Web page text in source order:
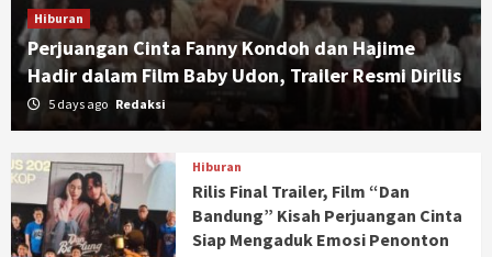
Hiburan
Perjuangan Cinta Fanny Kondoh dan Hajime
Hadir dalam Film Baby Udon, Trailer Resmi Dirilis
5 days ago Redaksi
Hiburan
Rilis Final Trailer, Film “Dan
Bandung” Kisah Perjuangan Cinta
Siap Mengaduk Emosi Penonton